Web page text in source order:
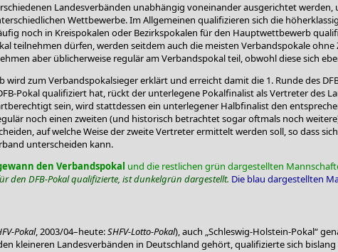
Landesverbänden unabhängig voneinander ausgerichtet werden,
Wettbewerbe. Im Allgemeinen qualifizieren sich die
noch in Kreispokalen oder Bezirkspokalen für den Hauptwettbewerb
teilnehmen dürfen, werden seitdem auch die meisten Verbandspokale
aber üblicherweise regulär am Verbandspokal teil, obwohl diese sich
zum Verbandspokalsieger erklärt und erreicht damit die 1. Runde des
Pokal qualifiziert hat, rückt der unterlegene Pokalfinalist als Vertreter des
sein, wird stattdessen ein unterlegener Halbfinalist den
noch einen zweiten (und historisch betrachtet sogar oftmals noch
auf welche Weise der zweite Vertreter ermittelt werden soll, so dass
unterscheiden kann.
den Verbandspokal und die restlichen grün dargestellten
den DFB-Pokal qualifizierte, ist dunkelgrün dargestellt. Die blau dargestellten
Pokal, 2003/04–heute:SHFV-Lotto-Pokal), auch „Schleswig-Holstein-Pokal“
kleineren Landesverbänden in Deutschland gehört, qualifizierte sich